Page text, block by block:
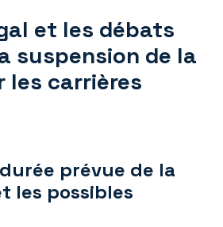
et les débats
suspension de la
les carrières
prévue de la
les possibles